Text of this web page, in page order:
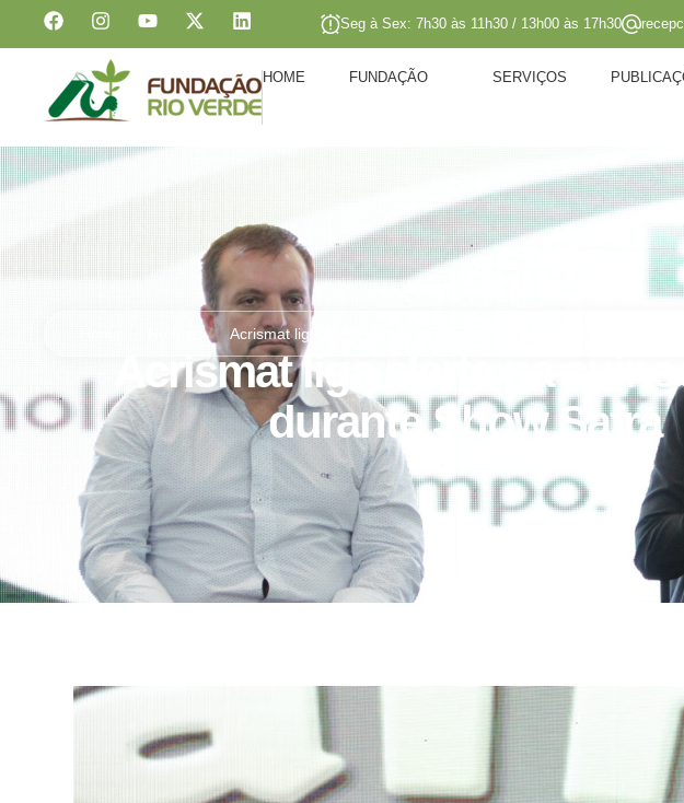
Seg à Sex: 7h30 às 11h30 / 13h00 às 17h30
HOME FUNDAÇÃO SERVIÇOS
Acrismat liga alerta na suinocultura durante Show Safra
Acrismat liga alerta na
durante Show Safra